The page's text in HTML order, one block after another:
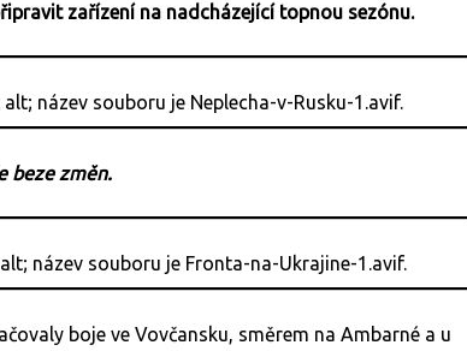
zařízení na nadcházející topnou sezónu.
beze změn.
boje ve Vovčansku, směrem na Ambarné a u